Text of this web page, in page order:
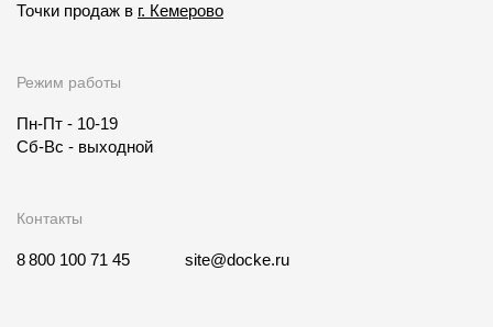
Точки продаж в г. Кемерово
Режим работы
Пн-Пт - 10-19
Сб-Вс - выходной
Контакты
8 800 100 71 45 site@docke.ru